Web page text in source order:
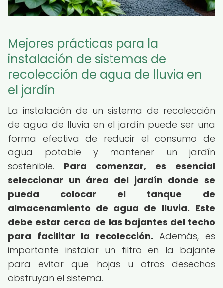
Mejores prácticas para la
instalación de sistemas de
recolección de agua de lluvia en
el jardín
La instalación de un sistema de recolección
de agua de lluvia en el jardín puede ser una
forma efectiva de reducir el consumo de
agua potable y mantener un jardín
sostenible. Para comenzar, es esencial
seleccionar un área del jardín donde se
pueda colocar el tanque de
almacenamiento de agua de lluvia. Este
debe estar cerca de las bajantes del techo
para facilitar la recolección. Además, es
importante instalar un filtro en la bajante
para evitar que hojas u otros desechos
obstruyan el sistema.